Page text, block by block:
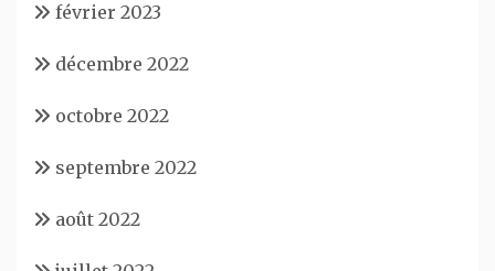
février 2023
décembre 2022
octobre 2022
septembre 2022
août 2022